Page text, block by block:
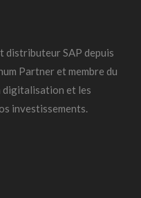
distributeur SAP depuis
Partner et membre du
digitalisation et les
investissements.